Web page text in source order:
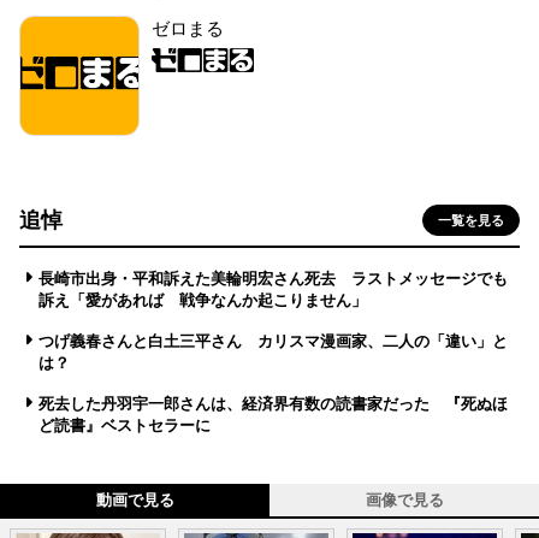
ゼロまる
追悼 一覧を見る
長崎市出身・平和訴えた美輪明宏さん死去 ラストメッセージでも
訴え「愛があれば 戦争なんか起こりません」
つげ義春さんと白土三平さん カリスマ漫画家、二人の「違い」と
は？
死去した丹羽宇一郎さんは、経済界有数の読書家だった 『死ぬほ
ど読書』ベストセラーに
動画で見る 画像で見る